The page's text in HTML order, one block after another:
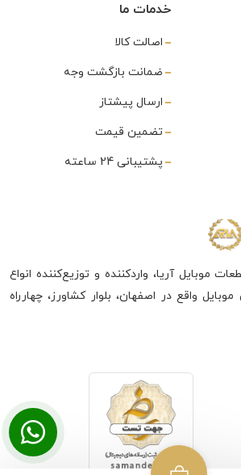
خدمات ما
اصالت کالا
ضمانت بازگشت وجه
ارسال پیشتاز
تضمین قیمت
پشتیبانی 24 ساعته
آریا، واردکننده و توزیع‌کننده انواع
واقع در اصفهان، بلوار کشاورز، چهارراه